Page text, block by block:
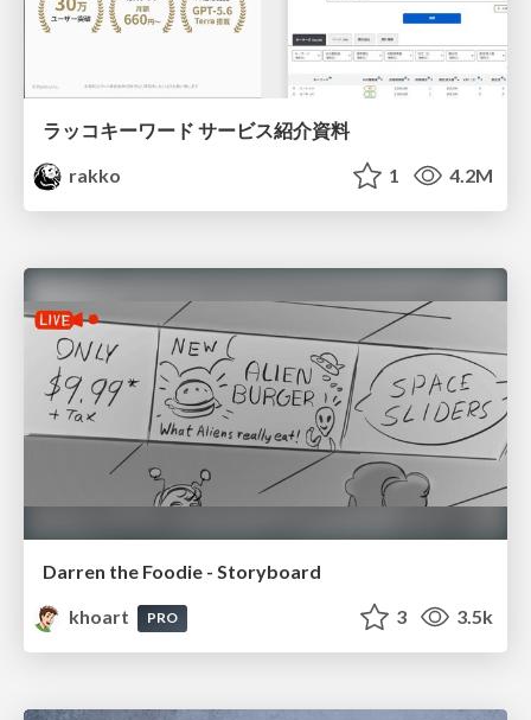
ラッコキーワード サービス紹介資料
rakko
1 4.2M
Darren the Foodie - Storyboard
khoart
PRO 3 3.5k